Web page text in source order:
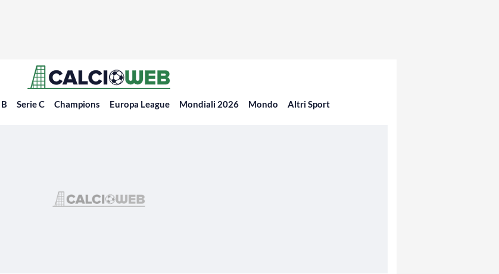
Serie C Champions Europa League Mondiali 2026 Mondo Altri Sport